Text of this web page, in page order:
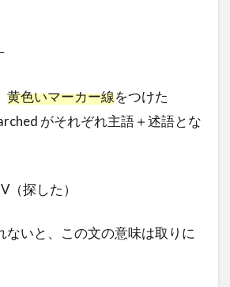
黄色いマーカー線をつけた
がそれぞれ主語＋述語とな
（探した）
ないと、この文の意味は取りに